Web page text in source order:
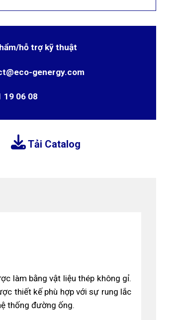
hỗ trợ kỹ thuật
genergy.com
19 06 08
Tải Catalog
làm bằng vật liệu thép không gỉ.
thiết kế phù hợp với sự rung lắc
thống đường ống.